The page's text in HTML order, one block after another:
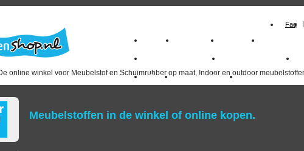
Faq
online winkel voor Meubelstof en Schuimrubber op maat, Indoor en outdoor
Home Meubelstof Kunstleer
milano_outdoorstoffen skai kunstleer kopen
Outlet Meubelstof indoor duurzaam
Meubelstoffen in de winkel of online kopen.